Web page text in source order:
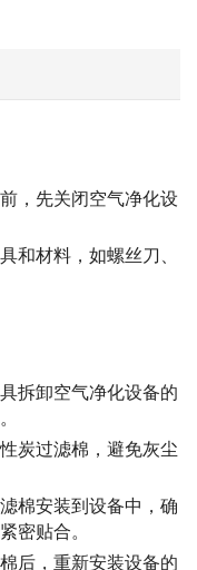
，先关闭空气净化设
和材料，如螺丝刀、
拆卸空气净化设备的
炭过滤棉，避免灰尘
棉安装到设备中，确
密贴合。
后，重新安装设备的